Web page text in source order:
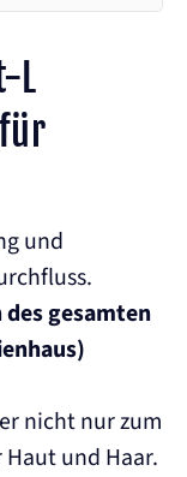
L
und
gesamten
nicht nur zum
und Haar.